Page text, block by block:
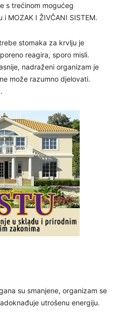
s trećinom mogućeg
MOZAK I ŽIVČANI SISTEM.
stomaka za krvlju je
reagira, sporo misli.
nadraženi organizam je
može razumno djelovati.
su smanjene, organizam se
utrošenu energiju.